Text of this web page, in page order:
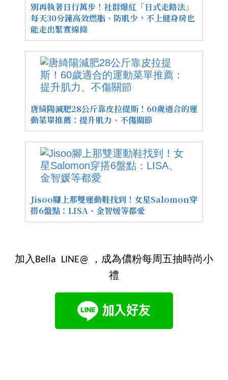
別再執著日行萬步！社群爆紅「日式走路法」
每天30分鐘高效燃脂、防肌少，不上健身房也
能走出緊實線條
唐綺陽減肥28公斤靠皮拉提斯！60歲適合的運
動菜單推薦：提升肌力、不傷關節
Jisoo腳上那雙運動鞋找到！女星Salomon穿
搭6盤點：LISA、金智媛等都愛
加入Bella LINE@ ，成為儂粉每周五抽時尚小
禮